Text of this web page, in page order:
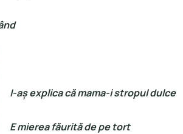
I-aș explica că mama-i stropul dulce
E mierea făurită de pe tort